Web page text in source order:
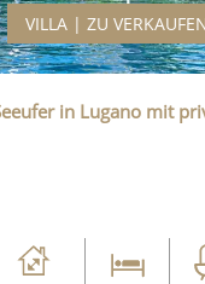
VILLA | ZU
in Lugano mit